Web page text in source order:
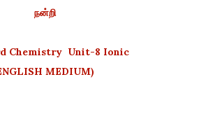
நன்றி
Chemistry Unit-8 Ionic
MEDIUM)